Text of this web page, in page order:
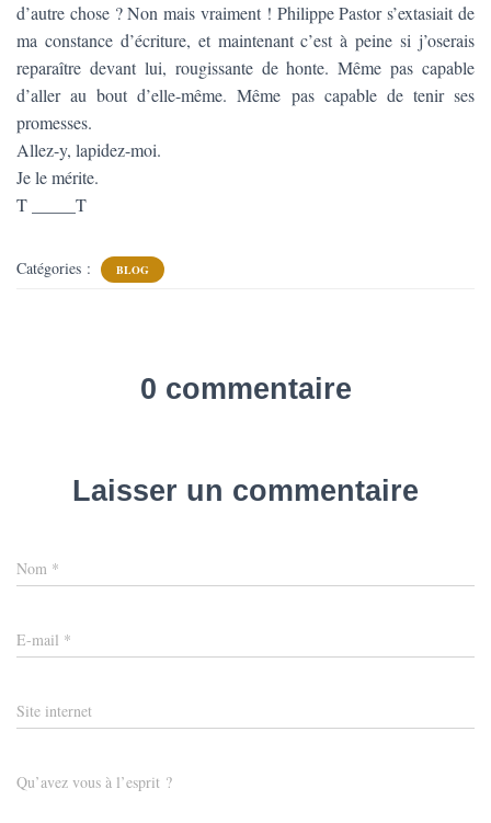
d’autre chose ? Non mais vraiment ! Philippe Pastor s’extasiait de
ma constance d’écriture, et maintenant c’est à peine si j’oserais
reparaître devant lui, rougissante de honte. Même pas capable
d’aller au bout d’elle-même. Même pas capable de tenir ses
promesses.
Allez-y, lapidez-moi.
Je le mérite.
T _____T
Catégories : BLOG
0 commentaire
Laisser un commentaire
Nom *
E-mail *
Site internet
Qu’avez vous à l’esprit ?